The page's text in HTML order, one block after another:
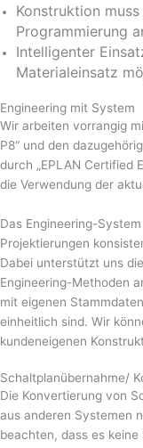
Konstruktion
Programmierung
Intelligenter
Materialeinsatz
Engineering mit System
Wir arbeiten vorrangig
P8“ und den
durch „EPLAN Certified
die Verwendung der
Das Engineering-
Projektierungen
Dabei unterstützt uns
Engineering-Methoden
mit eigenen
einheitlich sind. Wir
kundeneigenen
Schaltplanübernahme/
Die Konvertierung von
aus anderen Systemen
beachten, dass es